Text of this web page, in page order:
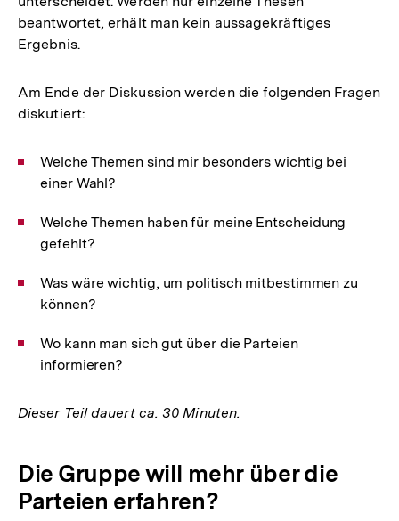
beantwortet, erhält man kein aussagekräftiges
Ergebnis.
Am Ende der Diskussion werden die folgenden Fragen
diskutiert:
Welche Themen sind mir besonders wichtig bei
einer Wahl?
Welche Themen haben für meine Entscheidung
gefehlt?
Was wäre wichtig, um politisch mitbestimmen zu
können?
Wo kann man sich gut über die Parteien
informieren?
Dieser Teil dauert ca. 30 Minuten.
Die Gruppe will mehr über die
Parteien erfahren?